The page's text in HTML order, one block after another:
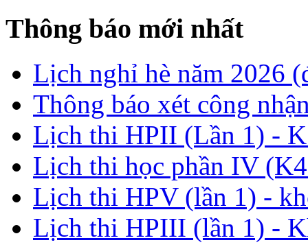
Thông báo mới nhất
Lịch nghỉ hè năm 2026
Thông báo xét công
Lịch thi HPII (Lần 1) -
Lịch thi học phần IV
Lịch thi HPV (lần 1) -
Lịch thi HPIII (lần 1) -